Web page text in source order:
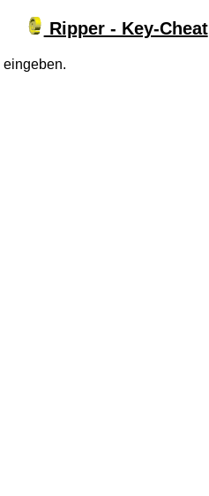
Ripper - Key-Cheat
eingeben.